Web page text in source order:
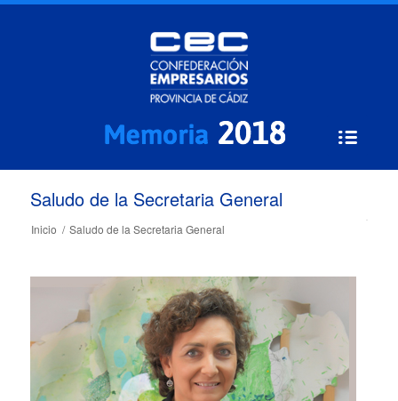
Saludo de la Secretaria General
Inicio / Saludo de la Secretaria General